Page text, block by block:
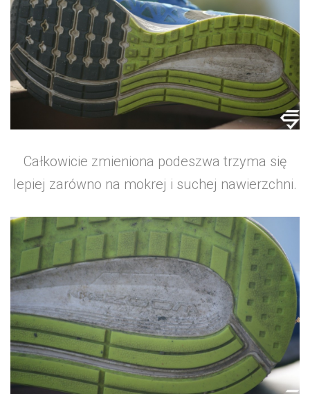
Całkowicie zmieniona podeszwa trzyma się
lepiej zarówno na mokrej i suchej nawierzchni.